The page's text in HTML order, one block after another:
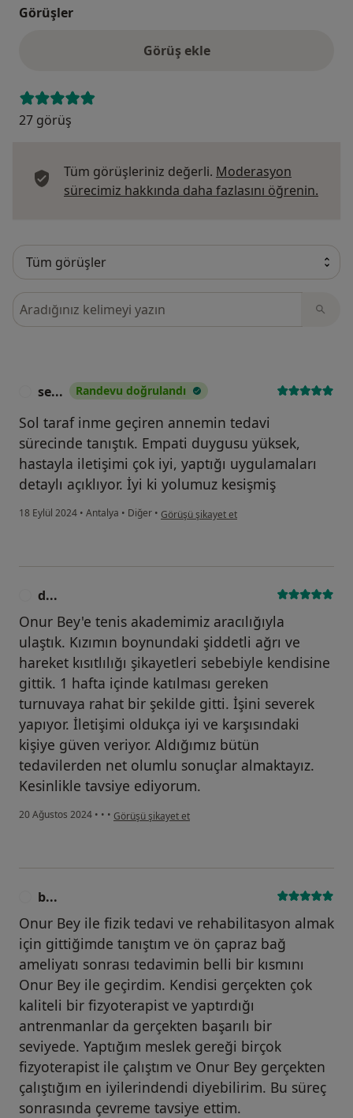
Görüşler
Görüş ekle
27 görüş
Tüm görüşleriniz değerli. Moderasyon
sürecimiz hakkında daha fazlasını öğrenin.
Görüşler içerisinde ara
se... Randevu doğrulandı
Sol taraf inme geçiren annemin tedavi
sürecinde tanıştık. Empati duygusu yüksek,
hastayla iletişimi çok iyi, yaptığı uygulamaları
detaylı açıklıyor. İyi ki yolumuz kesişmiş
18 Eylül 2024 • Antalya • Diğer • kullanıcının görüşüne göre se...
Görüşü şikayet et
d...
Onur Bey'e tenis akademimiz aracılığıyla
ulaştık. Kızımın boynundaki şiddetli ağrı ve
hareket kısıtlılığı şikayetleri sebebiyle kendisine
gittik. 1 hafta içinde katılması gereken
turnuvaya rahat bir şekilde gitti. İşini severek
yapıyor. İletişimi oldukça iyi ve karşısındaki
kişiye güven veriyor. Aldığımız bütün
tedavilerden net olumlu sonuçlar almaktayız.
Kesinlikle tavsiye ediyorum.
20 Ağustos 2024 • • • kullanıcının görüşüne göre d...
Görüşü şikayet et
b...
Onur Bey ile fizik tedavi ve rehabilitasyon almak
için gittiğimde tanıştım ve ön çapraz bağ
ameliyatı sonrası tedavimin belli bir kısmını
Onur Bey ile geçirdim. Kendisi gerçekten çok
kaliteli bir fizyoterapist ve yaptırdığı
antrenmanlar da gerçekten başarılı bir
seviyede. Yaptığım meslek gereği birçok
fizyoterapist ile çalıştım ve Onur Bey gerçekten
çalıştığım en iyilerindendi diyebilirim. Bu süreç
sonrasında çevreme tavsiye ettim.